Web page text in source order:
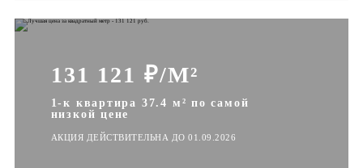
131 121 ₽/М²
1-к квартира 37.4 м² по самой
низкой цене
АКЦИЯ ДЕЙСТВИТЕЛЬНА ДО 01.09.2026